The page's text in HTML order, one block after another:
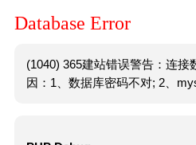
Database Error
(1040) 365建站错误警告：连接
因：1、数据库密码不对; 2、